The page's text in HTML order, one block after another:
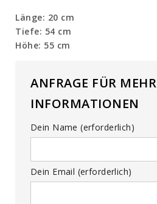
Länge: 20 cm
Tiefe: 54 cm
Höhe: 55 cm
ANFRAGE FÜR MEHR
INFORMATIONEN
Dein Name (erforderlich)
Dein Email (erforderlich)